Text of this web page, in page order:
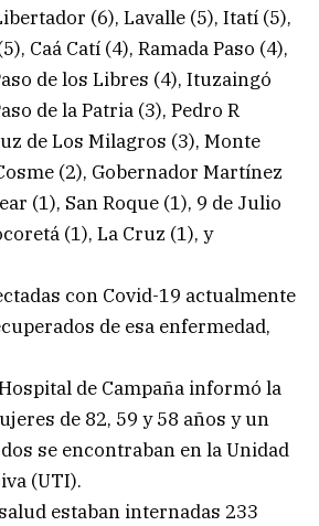
(6), Lavalle (5), Itatí (5),
Caá Catí (4), Ramada Paso (4),
de los Libres (4), Ituzaingó
de la Patria (3), Pedro R
de Los Milagros (3), Monte
(2), Gobernador Martínez
(1), San Roque (1), 9 de Julio
(1), La Cruz (1), y
con Covid-19 actualmente
de esa enfermedad,
de Campaña informó la
de 82, 59 y 58 años y un
se encontraban en la Unidad
(UTI).
estaban internadas 233